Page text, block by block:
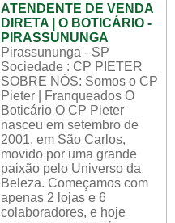
ATENDENTE DE VENDA
DIRETA | O BOTICÁRIO -
PIRASSUNUNGA
Pirassununga - SP
Sociedade : CP PIETER
SOBRE NÓS: Somos o CP
Pieter | Franqueados O
Boticário O CP Pieter
nasceu em setembro de
2001, em São Carlos,
movido por uma grande
paixão pelo Universo da
Beleza. Começamos com
apenas 2 lojas e 6
colaboradores, e hoje